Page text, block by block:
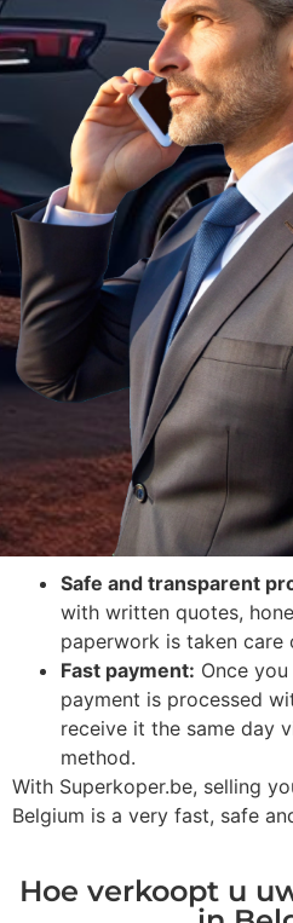
Safe and transparent
with written quotes,
paperwork is taken care
Fast payment: Once
payment is processed
receive it the same day
method.
With Superkoper.be, selling
Belgium is a very fast, safe
Hoe verkoopt u